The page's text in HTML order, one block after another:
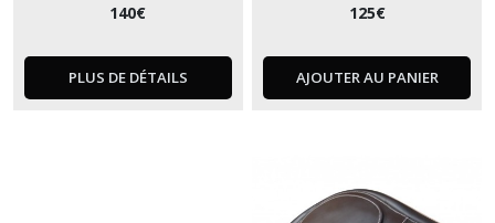
140€
PLUS DE DÉTAILS
125€
AJOUTER AU PANIER